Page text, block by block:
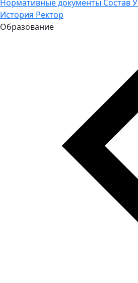
Нормативные документы Состав
История Ректор
Образование